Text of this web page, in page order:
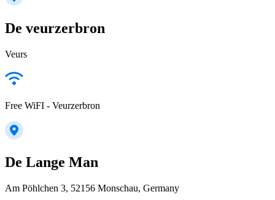
De veurzerbron
Veurs
Free WiFI - Veurzerbron
De Lange Man
Am Pöhlchen 3, 52156 Monschau, Germany